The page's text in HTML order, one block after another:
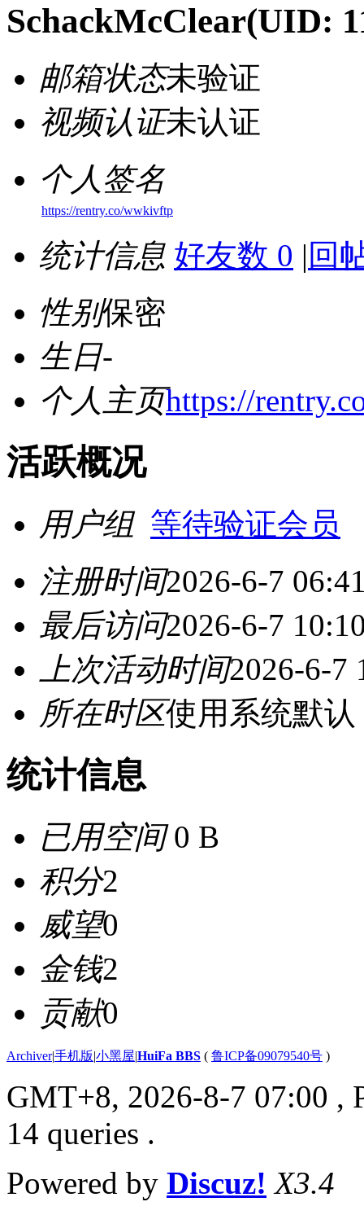
SchackMcClear(UID:
邮箱状态未验证
视频认证未认证
个人签名
https://rentry.co/wwkivftp
统计信息 好友数 0 | 回
性别保密
生日-
个人主页https://
活跃概况
用户组 等待验证会员
注册时间2026-6-7
最后访问2026-6-7
上次活动时间2026-6-7
所在时区使用系统默认
统计信息
已用空间0 B
积分2
威望0
金钱2
贡献0
Archiver|手机版|小黑屋|HuiFa BBS ( 鲁ICP备09079540号 )
GMT+8, 2026-8-7 07:00 ,
14 queries .
Powered by Discuz! X3.4